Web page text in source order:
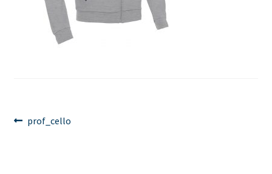
Innleggsnavigasjon
Forrige
prof_cello